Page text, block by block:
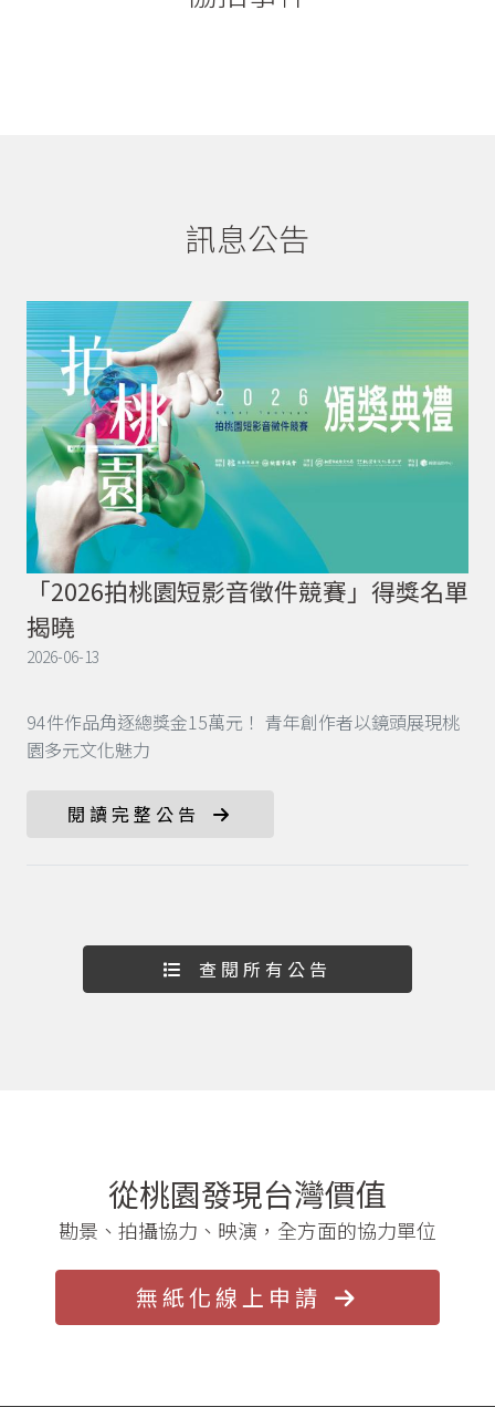
訊息公告
「2026拍桃園短影音徵件競賽」得獎名單
揭曉
2026-06-13
94件作品角逐總獎金15萬元！ 青年創作者以鏡頭展現桃
園多元文化魅力
閱讀完整公告
查閱所有公告
從桃園發現台灣價值
勘景、拍攝協力、映演，全方面的協力單位
無紙化線上申請